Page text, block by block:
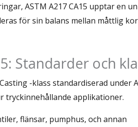
ASTM A217 CA15 upptar en
för sin balans mellan måttlig
Standarder och
Casting -klass standardiserad under
tryckinnehållande applikationer.
flänsar, pumphus, och annan